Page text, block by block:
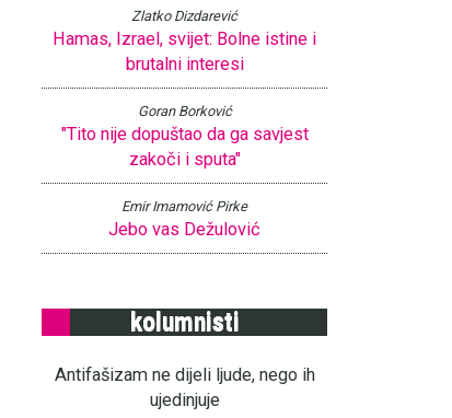
Zlatko Dizdarević
Hamas, Izrael, svijet: Bolne istine i
brutalni interesi
Goran Borković
"Tito nije dopuštao da ga savjest
zakoči i sputa"
Emir Imamović Pirke
Jebo vas Dežulović
kolumnisti
Antifašizam ne dijeli ljude, nego ih
ujedinjuje